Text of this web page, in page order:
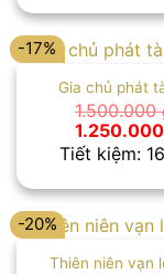
-17%
Gia chủ phát
1.500.000
Giá
gốc
là:
1.250.000
Tiết kiệm:
-20%
Thiên niên vạn